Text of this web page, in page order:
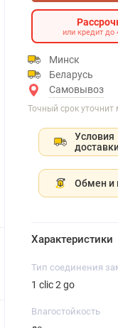
или кредит до
Минск
Беларусь
Самовывоз
Точный срок уточнит
Условия
Обмен и
Характеристики
Тип соединения
1 clic 2 go
Влагостойкость